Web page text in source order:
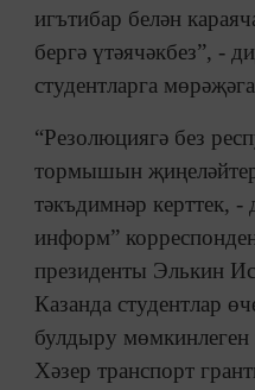
игътибар белән
бергә үтәячәкбез”, -
студентларга
“Резолюциягә без
тормышын
тәкъдимнәр керттек, -
информ”
президенты Элькин
Казанда студентлар
булдыру
Хәзер транспорт